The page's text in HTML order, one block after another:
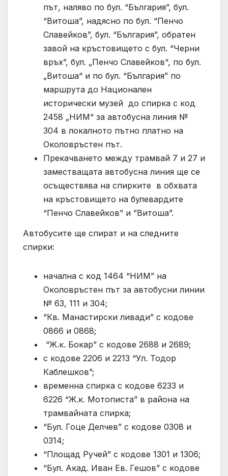
път, наляво по бул. “България”, бул.
“Витоша”, надясно по бул. “Пенчо
Славейков”, бул. “България”, обратен
завой на кръстовището с бул. “Черни
връх”, бул. „Пенчо Славейков“, по бул.
„Витоша“ и по бул. “България” по
маршрута до Национален
исторически музей до спирка с код
2458 „НИМ“ за автобусна линия №
304 в локалното пътно платно на
Околовръстен път.
Прекачването между трамвай 7 и 27 и
заместващата автобусна линия ще се
осъществява на спирките в обхвата
на кръстовището на булевардите
“Пенчо Славейков” и ”Витоша”.
Автобусите ще спират и на следните
спирки:
начална с код 1464 “НИМ” на
Околовръстен път за автобусни линии
№ 63, 111 и 304;
“Кв. Манастирски ливади” с кодове
0866 и 0868;
“Ж.к. Бокар” с кодове 2688 и 2689;
с кодове 2206 и 2213 “Ул. Тодор
Каблешков”;
временна спирка с кодове 6233 и
6226 “Ж.к. Мотописта” в района на
трамвайната спирка;
“Бул. Гоце Делчев” с кодове 0308 и
0314;
“Площад Ручей” с кодове 1301 и 1306;
“Бул. Акад. Иван Ев. Гешов” с кодове